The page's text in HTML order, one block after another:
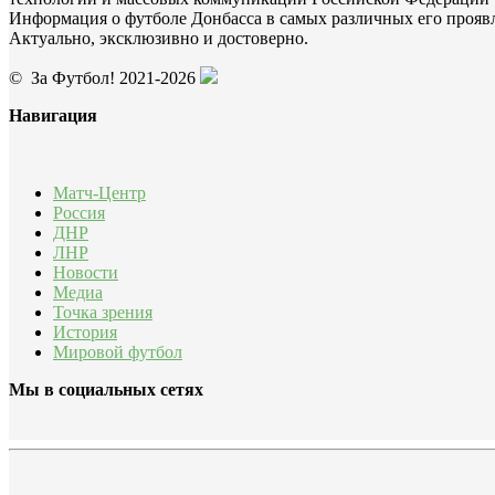
Информация о футболе Донбасса в самых различных его
Актуально, эксклюзивно и достоверно.
© За Футбол! 2021-2026
Навигация
Матч-Центр
Россия
ДНР
ЛНР
Новости
Медиа
Точка зрения
История
Мировой футбол
Мы в социальных сетях